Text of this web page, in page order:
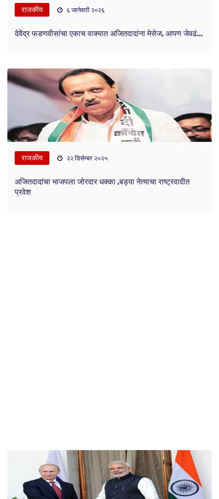
राजकीय ६ जानेवारी २०२६
देवेंद्र फडणवीसांचा एकाच वाक्यात अजितदादांना मेसेज, आपण जेवढं...
राजकीय २२ डिसेम्बर २०२५
अजितदादांचा भाजपला जोरदार धक्का ,बड्या नेत्याचा राष्ट्रवादीत
प्रवेश